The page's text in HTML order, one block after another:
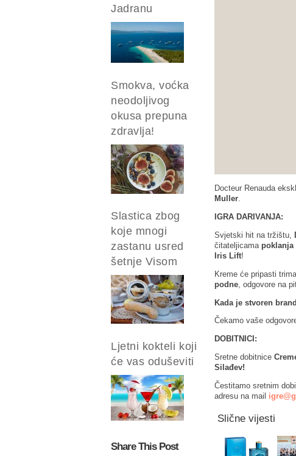
Jadranu
Smokva, voćka
neodoljivog
okusa prepuna
zdravlja!
Slastica zbog
koje mnogi
zastanu usred
šetnje Visom
Ljetni kokteli koji
će vas oduševiti
Share This Post
Docteur Renauda
Muller.
IGRA DARIVANJA:
Svjetski hit na tržištu,
čitateljicama poklanja
Iris Lift!
Kreme će pripasti
podne , odgovore na
Kada je stvoren
Čekamo vaše
DOBITNICI:
Sretne dobitnice
Silađev!
Čestitamo sretnim
adresu na mail
Slične vijesti